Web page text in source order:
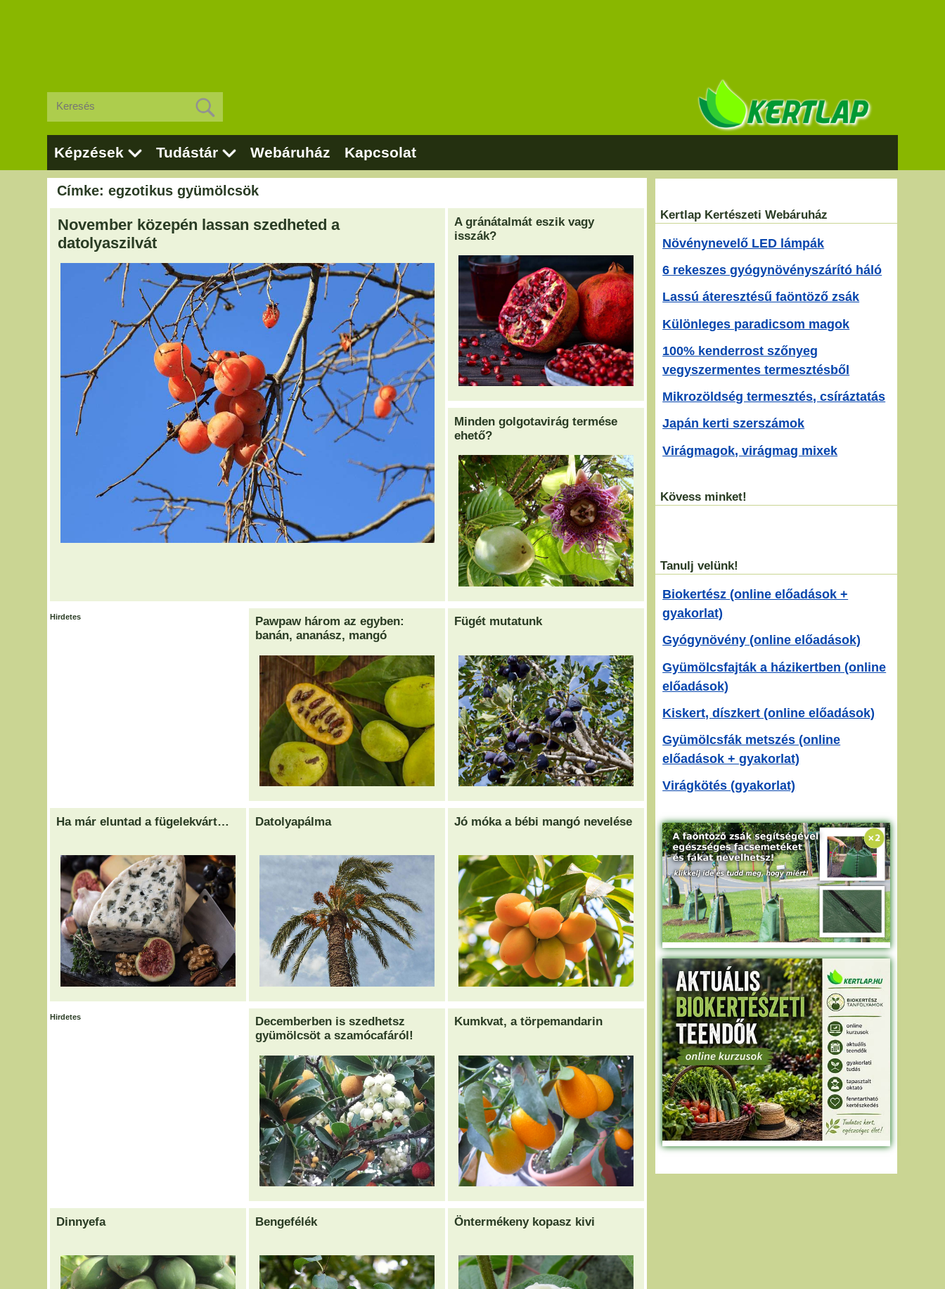
Képzések Tudástár Webáruház Kapcsolat
Címke: egzotikus gyümölcsök
November közepén lassan szedheted a
datolyaszilvát
A gránátalmát eszik vagy
isszák?
Minden golgotavirág termése
ehető?
Hirdetes
Pawpaw három az egyben:
banán, ananász, mangó
Fügét mutatunk
Ha már eluntad a fügelekvárt… Datolyapálma Jó móka a bébi mangó nevelése
Hirdetes
Decemberben is szedhetsz
gyümölcsöt a szamócafáról!
Kumkvat, a törpemandarin
Dinnyefa Bengefélék Öntermékeny kopasz kivi
Kertlap Kertészeti Webáruház
Növénynevelő LED lámpák
6 rekeszes gyógynövényszárító háló
Lassú áteresztésű faöntöző zsák
Különleges paradicsom magok
100% kenderrost szőnyeg
vegyszermentes termesztésből
Mikrozöldség termesztés, csíráztatás
Japán kerti szerszámok
Virágmagok, virágmag mixek
Kövess minket!
Tanulj velünk!
Biokertész (online előadások +
gyakorlat)
Gyógynövény (online előadások)
Gyümölcsfajták a házikertben (online
előadások)
Kiskert, díszkert (online előadások)
Gyümölcsfák metszés (online
előadások + gyakorlat)
Virágkötés (gyakorlat)